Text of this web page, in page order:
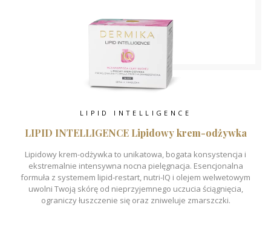
LIPID INTELLIGENCE
LIPID INTELLIGENCE Lipidowy krem-odżywka
Lipidowy krem-odżywka to unikatowa, bogata konsystencja i
ekstremalnie intensywna nocna pielęgnacja. Esencjonalna
formuła z systemem lipid-restart, nutri-IQ i olejem welwetowym
uwolni Twoją skórę od nieprzyjemnego uczucia ściągnięcia,
ograniczy łuszczenie się oraz zniweluje zmarszczki.